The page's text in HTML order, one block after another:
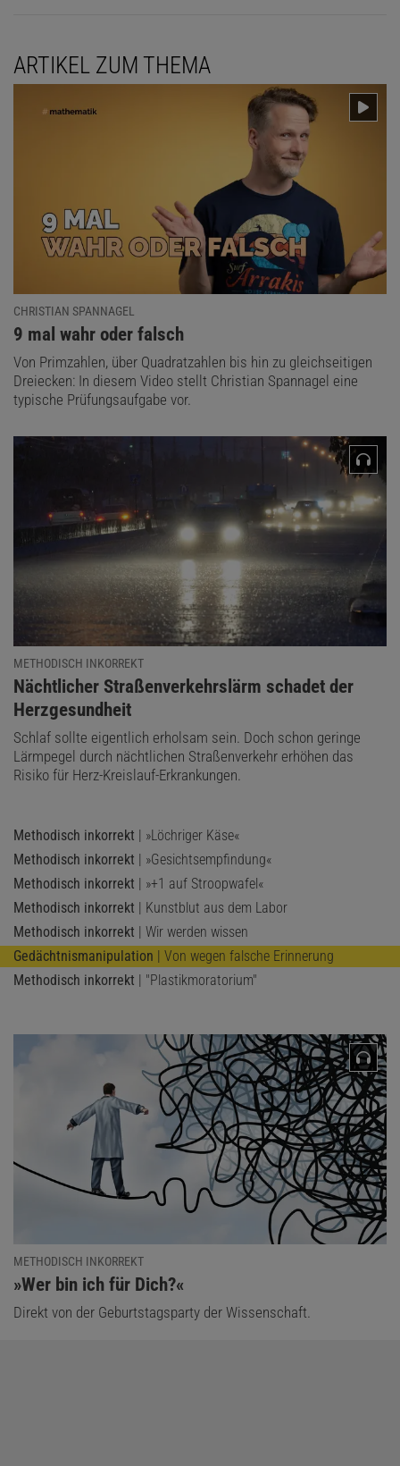
ARTIKEL ZUM THEMA
CHRISTIAN SPANNAGEL
:
9 mal wahr oder falsch
Von Primzahlen, über Quadratzahlen bis hin zu gleichseitigen
Dreiecken: In diesem Video stellt Christian Spannagel eine
typische Prüfungsaufgabe vor.
METHODISCH INKORREKT
:
Nächtlicher Straßenverkehrslärm schadet der
Herzgesundheit
Schlaf sollte eigentlich erholsam sein. Doch schon geringe
Lärmpegel durch nächtlichen Straßenverkehr erhöhen das
Risiko für Herz-Kreislauf-Erkrankungen.
Methodisch inkorrekt | »Löchriger Käse«
Methodisch inkorrekt | »Gesichtsempfindung«
Methodisch inkorrekt | »+1 auf Stroopwafel«
Methodisch inkorrekt | Kunstblut aus dem Labor
Methodisch inkorrekt | Wir werden wissen
Gedächtnismanipulation | Von wegen falsche Erinnerung
Methodisch inkorrekt | "Plastikmoratorium"
METHODISCH INKORREKT
:
»Wer bin ich für Dich?«
Direkt von der Geburtstagsparty der Wissenschaft.